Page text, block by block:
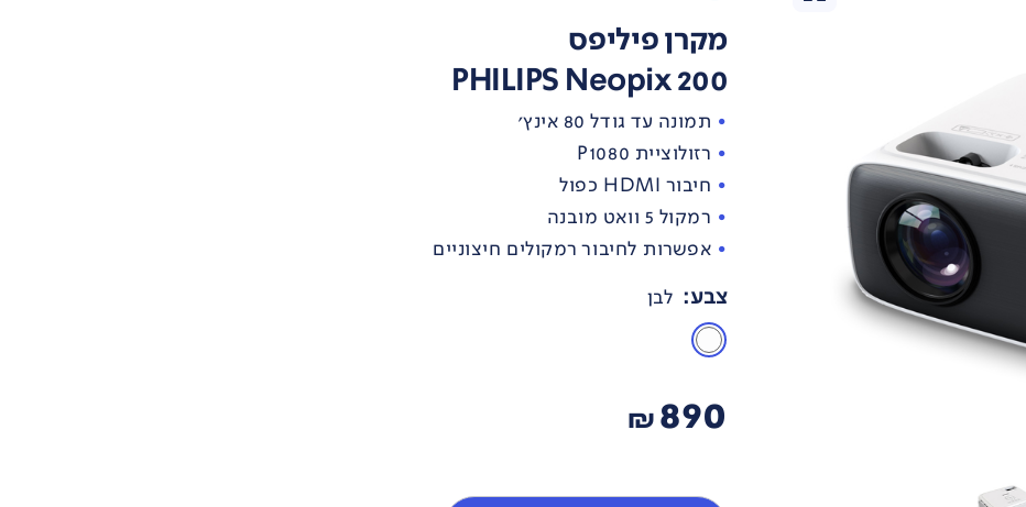
מקרן פיליפס
PHILIPS Neopix 200
תמונה עד גודל 80 אינץ'
רזולוציית P1080
חיבור HDMI כפול
רמקול 5 וואט מובנה
אפשרות לחיבור רמקולים חיצוניים
צבע: לבן
890
₪